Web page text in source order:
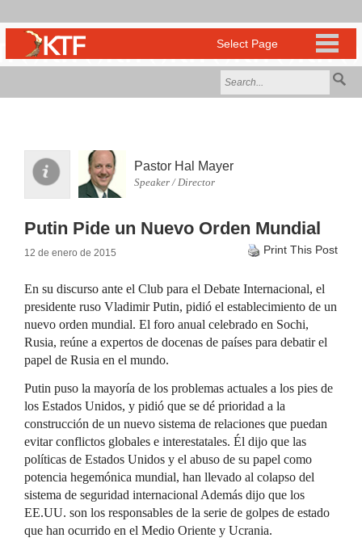
Pastor Hal Mayer
Speaker / Director
Putin Pide un Nuevo Orden Mundial
12 de enero de 2015 Print This Post
En su discurso ante el Club para el Debate Internacional, el
presidente ruso Vladimir Putin, pidió el establecimiento de un
nuevo orden mundial. El foro anual celebrado en Sochi,
Rusia, reúne a expertos de docenas de países para debatir el
papel de Rusia en el mundo.
Putin puso la mayoría de los problemas actuales a los pies de
los Estados Unidos, y pidió que se dé prioridad a la
construcción de un nuevo sistema de relaciones que puedan
evitar conflictos globales e interestatales. Él dijo que las
políticas de Estados Unidos y el abuso de su papel como
potencia hegemónica mundial, han llevado al colapso del
sistema de seguridad internacional Además dijo que los
EE.UU. son los responsables de la serie de golpes de estado
que han ocurrido en el Medio Oriente y Ucrania.